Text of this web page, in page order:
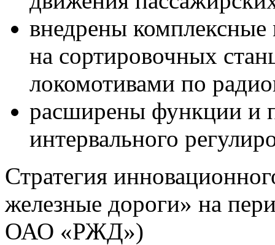
внедрены
на сортировочных
локомотивами по
расширены функции и
интервального
Стратегия
железные дороги» на
ОАО «РЖД»)